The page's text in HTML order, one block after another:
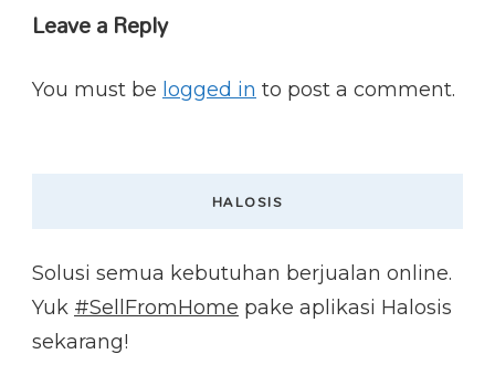
Leave a Reply
You must be logged in to post a comment.
HALOSIS
Solusi semua kebutuhan berjualan online.
Yuk #SellFromHome pake aplikasi Halosis
sekarang!